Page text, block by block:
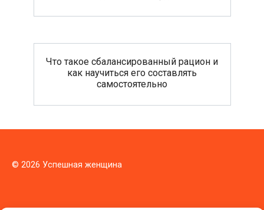
Что такое сбалансированный рацион и
как научиться его составлять
самостоятельно
© 2026 Успешная женщина